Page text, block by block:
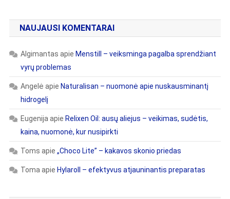
NAUJAUSI KOMENTARAI
Algimantas apie Menstill – veiksminga pagalba sprendžiant
vyrų problemas
Angelė apie Naturalisan – nuomonė apie nuskausminantį
hidrogelį
Eugenija apie Relixen Oil: ausų aliejus – veikimas, sudėtis,
kaina, nuomonė, kur nusipirkti
Toms apie „Choco Lite” – kakavos skonio priedas
Toma apie Hylaroll – efektyvus atjauninantis preparatas